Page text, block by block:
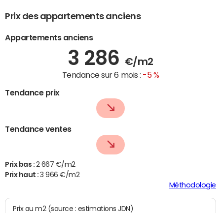
Prix des appartements anciens
Appartements anciens
3 286 €/m2
Tendance sur 6 mois : -5 %
Tendance prix
Tendance ventes
Prix bas : 2 667 €/m2
Prix haut :3 966 €/m2
Méthodologie
Prix au m2 (source : estimations JDN)